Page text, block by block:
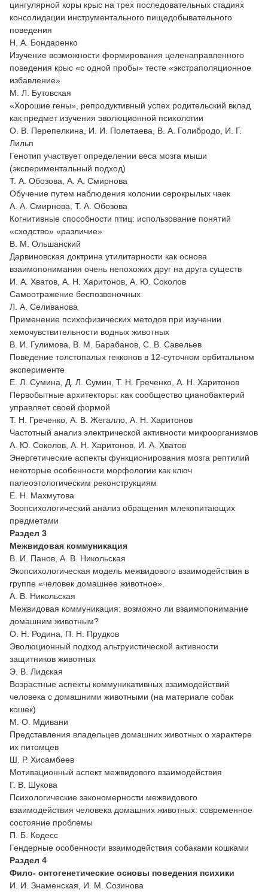
цингулярной коры крыс на трех последовательных стадиях
консолидации инструментального пищедобывательного
поведения
Н. А. Бондаренко
Изучение возможности формирования целенаправленного
поведения крыс «с одной пробы» тесте «экстраполяционное
избавление»
М. Л. Бутовская
«Хорошие гены», репродуктивный успех родительский вклад
как предмет изучения эволюционной психологии
О. В. Перепелкина, И. И. Полетаева, В. А. Голибродо, И. Г.
Лильп
Генотип участвует определении веса мозга мыши
(экспериментальный подход)
Т. А. Обозова, А. А. Смирнова
Обучение путем наблюдения колонии серокрылых чаек
А. А. Смирнова, Т. А. Обозова
Когнитивные способности птиц: использование понятий
«сходство» «различие»
В. М. Ольшанский
Дарвиновская доктрина утилитарности как основа
взаимопонимания очень непохожих друг на друга существ
И. А. Хватов, А. Н. Харитонов, А. Ю. Соколов
Самоотражение беспозвоночных
Л. А. Селиванова
Применение психофизических методов при изучении
хемочувствительности водных животных
В. И. Гулимова, В. М. Барабанов, С. В. Савельев
Поведение толстопалых гекконов в 12-суточном орбитальном
эксперименте
Е. Л. Сумина, Д. Л. Сумин, Т. Н. Греченко, А. Н. Харитонов
Первобытные архитекторы: как сообщество цианобактерий
управляет своей формой
Т. Н. Греченко, А. В. Жегалло, А. Н. Харитонов
Частотный анализ электрической активности микроорганизмов
А. Ю. Соколов, А. Н. Харитонов, И. А. Хватов
Энергетические аспекты функционирования мозга рептилий
некоторые особенности морфологии как ключ
палеоэтологическим реконструкциям
Е. Н. Махмутова
Зоопсихологический анализ обращения млекопитающих
предметами
Раздел 3
Межвидовая коммуникация
В. И. Панов, А. В. Никольская
Экопсихологическая модель межвидового взаимодействия в
группе «человек домашнее животное».
А. В. Никольская
Межвидовая коммуникация: возможно ли взаимопонимание
домашним животным?
О. Н. Родина, П. Н. Прудков
Эволюционный подход альтруистической активности
защитников животных
Э. В. Лидская
Возрастные аспекты коммуникативных взаимодействий
человека с домашними животными (на материале собак
кошек)
М. О. Мдивани
Представления владельцев домашних животных о характере
их питомцев
Ш. Р. Хисамбеев
Мотивационный аспект межвидового взаимодействия
Г. В. Шукова
Психологические закономерности межвидового
взаимодействия человека домашних животных: современное
состояние проблемы
П. Б. Кодесс
Гендерные особенности взаимодействия собаками кошками
Раздел 4
Фило- онтогенетические основы поведения психики
И. И. Знаменская, И. М. Созинова